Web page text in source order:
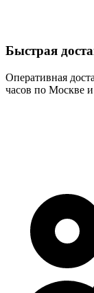
Быстрая
Оперативная
часов по Москве